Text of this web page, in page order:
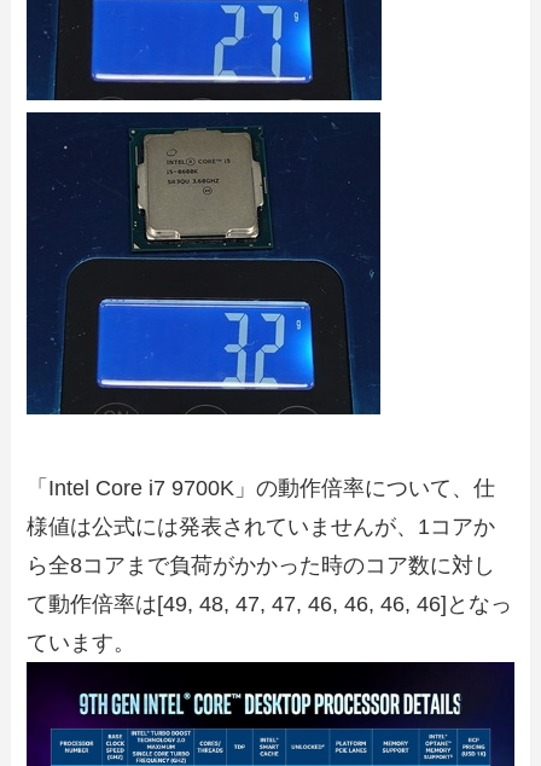
「Intel Core i7 9700K」の動作倍率について、仕
様値は公式には発表されていませんが、1コアか
ら全8コアまで負荷がかかった時のコア数に対し
て動作倍率は[49, 48, 47, 47, 46, 46, 46, 46]となっ
ています。